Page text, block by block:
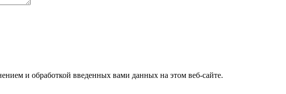
и обработкой введенных вами данных на этом веб-сайте.